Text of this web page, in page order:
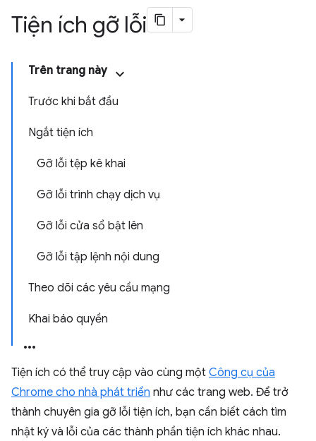
Tiện ích gỡ lỗi
Trên trang này
Trước khi bắt đầu
Ngắt tiện ích
Gỡ lỗi tệp kê khai
Gỡ lỗi trình chạy dịch vụ
Gỡ lỗi cửa sổ bật lên
Gỡ lỗi tập lệnh nội dung
Theo dõi các yêu cầu mạng
Khai báo quyền
Tiện ích có thể truy cập vào cùng một Công cụ của
Chrome cho nhà phát triển như các trang web. Để trở
thành chuyên gia gỡ lỗi tiện ích, bạn cần biết cách tìm
nhật ký và lỗi của các thành phần tiện ích khác nhau.